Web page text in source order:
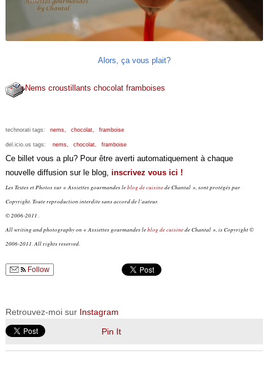
Alors, ça vous plait?
Nems croustillants chocolat framboises
technorati tags: nems, chocolat, framboise
del.icio.us tags: nems, chocolat, framboise
Ce billet vous a plu? Pour être averti automatiquement à chaque
nouvelle diffusion sur le blog, inscrivez vous ici !
Les Textes et Photos sur « Assiettes gourmandes leblog de cuisinede Chantal », sont protégés par
Copyright. Toute reproduction interdite sans accord de l’auteur.
© 2006-2011 .
All writing and photography on « Assiettes gourmandes leblog de cuisinede Chantal », is Copyright ©
2006-2011. All rights reserved.
Follow
Retrouvez-moi sur Instagram
Pin It